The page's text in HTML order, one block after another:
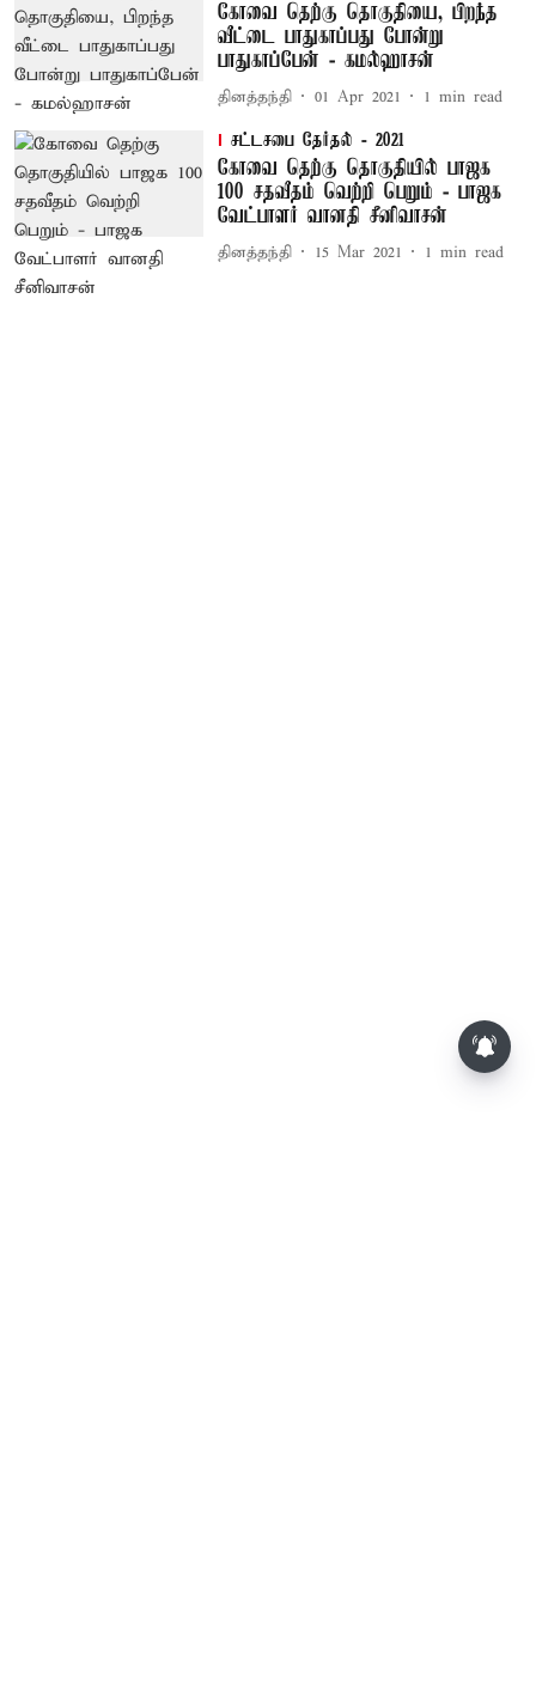
கோவை தெற்கு தொகுதியை, பிறந்த
வீட்டை பாதுகாப்பது போன்று
பாதுகாப்பேன் - கமல்ஹாசன்
தினத்தந்தி 01 Apr 2021 1 min read
சட்டசபை தேர்தல் - 2021
கோவை தெற்கு தொகுதியில் பாஜக
100 சதவீதம் வெற்றி பெறும் - பாஜக
வேட்பாளர் வானதி சீனிவாசன்
தினத்தந்தி 15 Mar 2021 1 min read